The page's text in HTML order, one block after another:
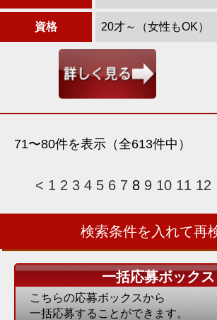
資格 20才～（女性もOK）
71〜80件を表示（全613件中）
< 1 2 3 4 5 6 7 8 9 10 11 12
検索条件を入れて再
一括応募ボックス
こちらの応募ボックスから
一括応募することができます。